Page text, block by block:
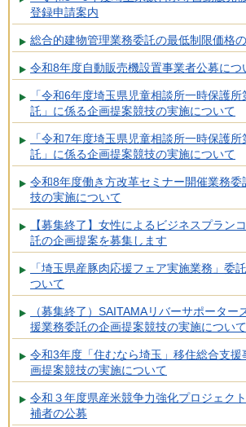
登録申請案内
総合的建物管理業務委託の最低制限価格
令和8年度自動販売機設置事業者公募につ
「令和6年度埼玉県児童相談所一時保護
託」に係る企画提案競技の実施について
「令和7年度埼玉県児童相談所一時保護
託」に係る企画提案競技の実施について
令和8年度働き方改革セミナー開催業務委
技の実施について
【募集終了】女性によるビジネスプラン
託の企画提案を募集します
「埼玉県産豚肉応援フェア実施業務」委
ついて
（募集終了）SAITAMAリバーサポーター
援業務委託の企画提案競技の実施について
令和3年度「住むなら埼玉」移住総合支
画提案競技の実施について
令和３年度県産米競争力強化プロジェク
補者の公募